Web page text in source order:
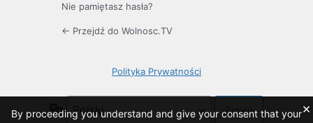
Nie pamiętasz hasła?
← Przejdź do Wolnosc.TV
Polityka Prywatności
Język
By proceeding you understand and give your consent that your×